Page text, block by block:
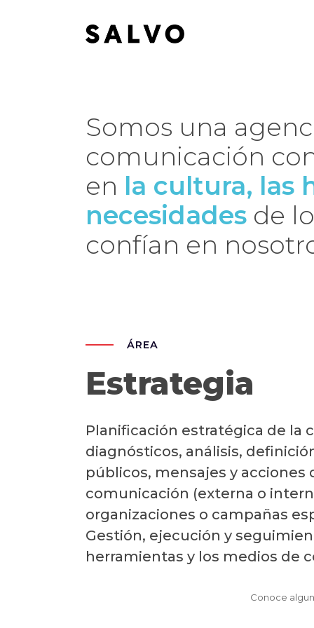
Somos una
comunicación
en la cultura, las
necesidades de
confían en
ÁREA
Estrategia
Planificación estratégica de la
diagnósticos, análisis,
públicos, mensajes y acciones
comunicación (externa o
organizaciones o campañas
Gestión, ejecución y
herramientas y los medios de
Conoce